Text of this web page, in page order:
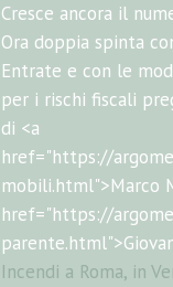
Cresce ancora il
Ora doppia spinta
Entrate e con le
per i rischi fiscali
di <a
href="https://
mobili.html">Marco
href="https://
Incendi a Roma, in